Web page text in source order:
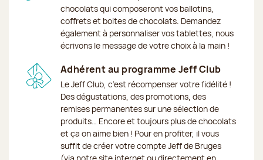
chocolats qui composeront vos ballotins,
coffrets et boites de chocolats. Demandez
également à personnaliser vos tablettes, nous
écrivons le message de votre choix à la main !
Adhérent au programme Jeff Club
Le Jeff Club, c’est récompenser votre fidélité !
Des dégustations, des promotions, des
remises permanentes sur une sélection de
produits… Encore et toujours plus de chocolats
et ça on aime bien ! Pour en profiter, il vous
suffit de créer votre compte Jeff de Bruges